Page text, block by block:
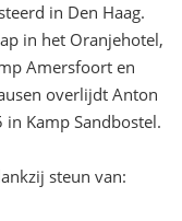
in Den Haag.
in het Oranjehotel,
Amersfoort en
overlijdt Anton
Kamp Sandbostel.
steun van: